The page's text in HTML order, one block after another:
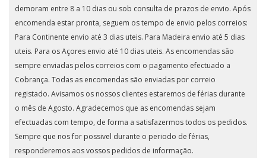
demoram entre 8 a 10 dias ou sob consulta de prazos de envio. Após
encomenda estar pronta, seguem os tempo de envio pelos correios:
Para Continente envio até 3 dias uteis. Para Madeira envio até 5 dias
uteis. Para os Açores envio até 10 dias uteis. As encomendas são
sempre enviadas pelos correios com o pagamento efectuado a
Cobrança. Todas as encomendas são enviadas por correio
registado. Avisamos os nossos clientes estaremos de férias durante
o mês de Agosto. Agradecemos que as encomendas sejam
efectuadas com tempo, de forma a satisfazermos todos os pedidos.
Sempre que nos for possivel durante o periodo de férias,
responderemos aos vossos pedidos de informação.